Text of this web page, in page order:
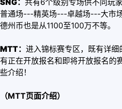
SNG： 共有6个级别专场供不同玩
普通场---精英场---卓越场---大市
德州币也是从1100至100万不等。
MTT： 进入锦标赛专区，既有详
有正在开放报名和即将开放报名的
些介绍！
（MTT页面介绍）